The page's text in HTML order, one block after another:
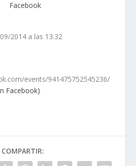
Facebook
events/941475752545236/
Facebook)
COMPARTIR: